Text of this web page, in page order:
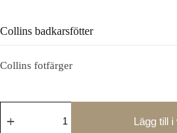
Collins badkarsfötter
Collins fotfärger
badkarsfötter
Lägg till